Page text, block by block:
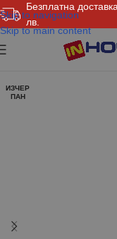
Безплатна
лв.
Skip to navigation
Skip to main content
ИЗЧЕР
ПАН